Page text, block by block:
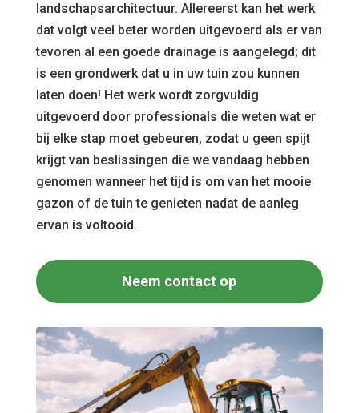
landschapsarchitectuur. Allereerst kan het werk
dat volgt veel beter worden uitgevoerd als er van
tevoren al een goede drainage is aangelegd; dit
is een grondwerk dat u in uw tuin zou kunnen
laten doen! Het werk wordt zorgvuldig
uitgevoerd door professionals die weten wat er
bij elke stap moet gebeuren, zodat u geen spijt
krijgt van beslissingen die we vandaag hebben
genomen wanneer het tijd is om van het mooie
gazon of de tuin te genieten nadat de aanleg
ervan is voltooid.
Neem contact op